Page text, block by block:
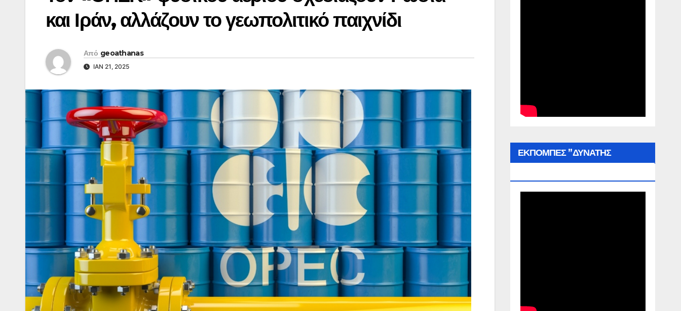
και Ιράν, αλλάζουν το γεωπολιτικό παιχνίδι
Από geoathanas
ΙΑΝ 21, 2025
ΕΚΠΟΜΠΕΣ ”ΔΥΝΑΤΗΣ